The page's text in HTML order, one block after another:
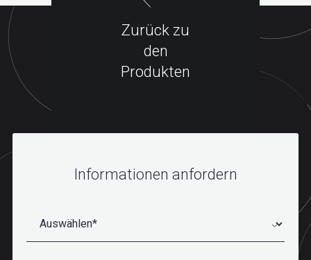
Zurück zu
den
Produkten
Informationen anfordern